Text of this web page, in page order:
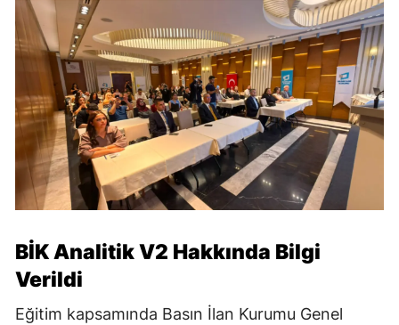
BİK Analitik V2 Hakkında Bilgi
Verildi
Eğitim kapsamında Basın İlan Kurumu Genel